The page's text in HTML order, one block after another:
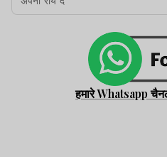
हमारे Whatsapp